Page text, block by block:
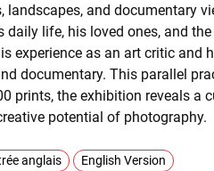
and documentary
life, his loved ones, and
experience as an art critic and
documentary. This parallel
prints, the exhibition reveals a
potential of photography.
anglais English Version